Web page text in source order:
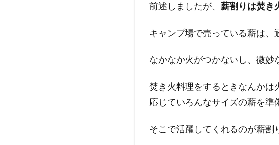
前述しましたが、 薪割りは焚き
キャンプ場で売っている薪は、
なかなか火がつかないし、微妙
焚き火料理をするときなんかは
応じていろんなサイズの薪を準
そこで活躍してくれるのが薪割